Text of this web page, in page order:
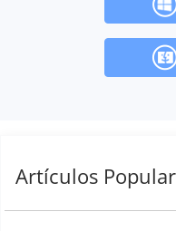
Artículos